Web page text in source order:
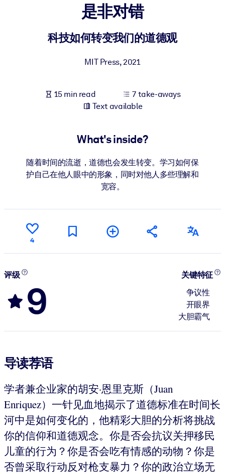
For LMS/LXP
Enrich your corporate library with trusted, ready-to-use business
Fuel your AI systems with reliable, structured knowledge to
是非对错
科技如何转变我们的道德观
MIT Press,2021
15 min read
7 take-aways
Text available
What's inside?
随着时间的流逝，道德也会发生转变。学习如何保
护自己在他人眼中的形象，同时对他人多些理解和
宽容。
4
评级
9
关键特征
争议性
开眼界
大胆霸气
导读荐语
学者兼企业家的胡安·恩里克斯（Juan
Enriquez）一针见血地揭示了道德标准在时间长
河中是如何变化的，他精彩大胆的分析将挑战
你的信仰和道德观念。你是否会抗议关押移民
儿童的行为？你是否会吃有情感的动物？你是
否曾采取行动反对枪支暴力？你的政治立场无